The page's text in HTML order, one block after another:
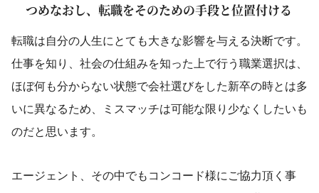
つめなおし、転職をそのための手段と位置付ける
転職は自分の人生にとても大きな影響を与える決断です。
仕事を知り、社会の仕組みを知った上で行う職業選択は、
ほぼ何も分からない状態で会社選びをした新卒の時とは多
いに異なるため、ミスマッチは可能な限り少なくしたいも
のだと思います。
エージェント、その中でもコンコード様にご協力頂く事